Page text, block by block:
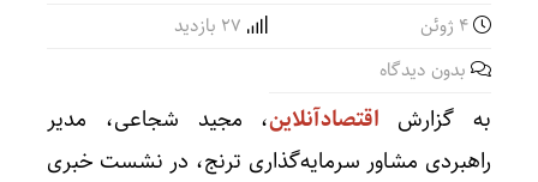
بدون دیدگاه
به گزارش اقتصادآنلاین، مجید شجاعی، مدیر
راهبردی مشاور سرمایه‌گذاری ترنج، در نشست خبری